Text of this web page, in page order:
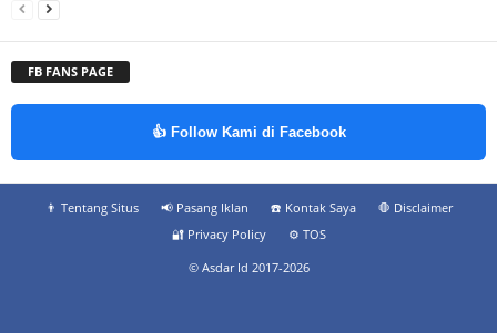
FB FANS PAGE
👍 Follow Kami di Facebook
👨‍ Tentang Situs 📢 Pasang Iklan ☎️ Kontak Saya
🛑 Disclaimer
🔐 Privacy Policy
⚙️ TOS
© Asdar Id 2017-2026